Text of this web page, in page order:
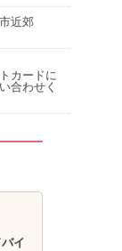
市近郊
カードに
合わせく
イ